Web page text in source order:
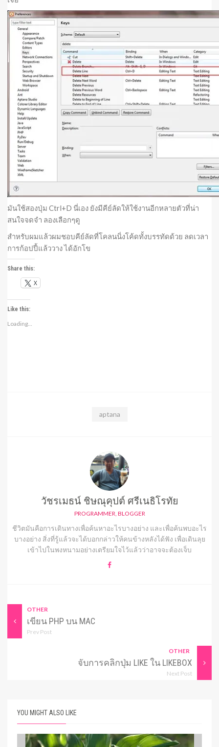
มันใช้สองปุ่ม Ctrl+D นี่เอง ยังมีคีย์ลัดให้ใช้งานอีกหลายตัวที่น่า
สนใจจดจำ ลองเลือกๆดู
สำหรับผมแล้วผมชอบคีย์ลัดที่โคลนนิ่งโค้ดทั้งบรรทัดด้วย ลดเวลา
การก้อปปี้แล้ววาง ได้อักโข
Share this:
X
Like this:
Loading...
aptana
วัชรเมธน์ ชิษณุคุปต์ ศรีเนธิโรทัย
PROGRAMMER, BLOGGER
ชีวิตมันคือการเดินทางเพื่อค้นหาอะไรบางอย่าง และเพื่อค้นพบอะไร
บางอย่าง สิ่งที่รู้แล้วจะได้บอกกล่าวให้คนข้างหลังได้ฟัง เพื่อเดินลุย
เข้าไปในพงหนามอย่างเตรียมใจไว้แล้วว่าอาจจะต้องเจ็บ
OTHER
เขียน PHP บน MAC
Prev Post
OTHER
จับการคลิกปุ่ม LIKE ใน LIKEBOX
Next Post
YOU MIGHT ALSO LIKE